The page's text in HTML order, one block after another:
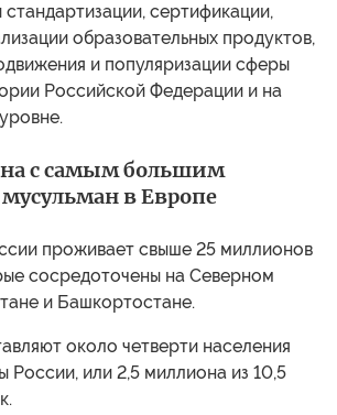
сертификации,
образовательных продуктов,
и популяризации сферы
Российской Федерации и на
с самым большим
в Европе
проживает свыше 25 миллионов
сосредоточены на Северном
и Башкортостане.
около четверти населения
России, или 2,5 миллиона из 10,5